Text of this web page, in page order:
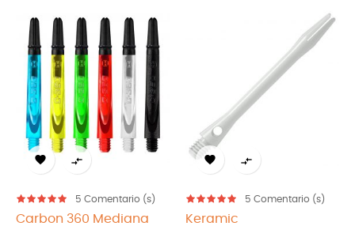
 
5 Comentario (s)
Carbon 360 Mediana
 
5 Comentario (s)
Keramic